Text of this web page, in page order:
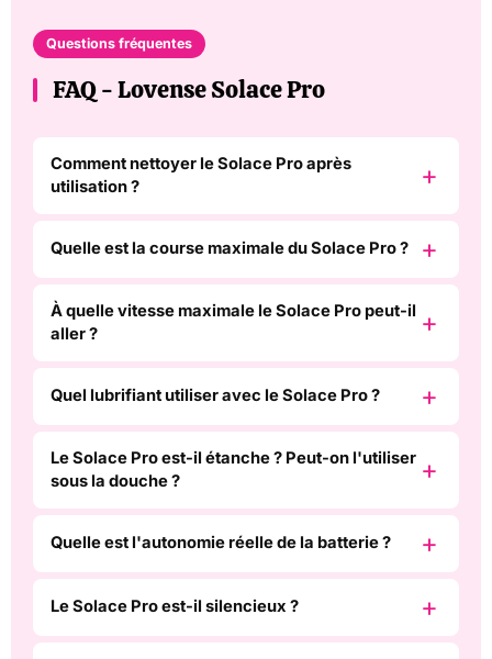
Questions fréquentes
FAQ - Lovense Solace Pro
Comment nettoyer le Solace Pro après
utilisation ?
Quelle est la course maximale du Solace Pro ?
À quelle vitesse maximale le Solace Pro peut-il
aller ?
Quel lubrifiant utiliser avec le Solace Pro ?
Le Solace Pro est-il étanche ? Peut-on l'utiliser
sous la douche ?
Quelle est l'autonomie réelle de la batterie ?
Le Solace Pro est-il silencieux ?